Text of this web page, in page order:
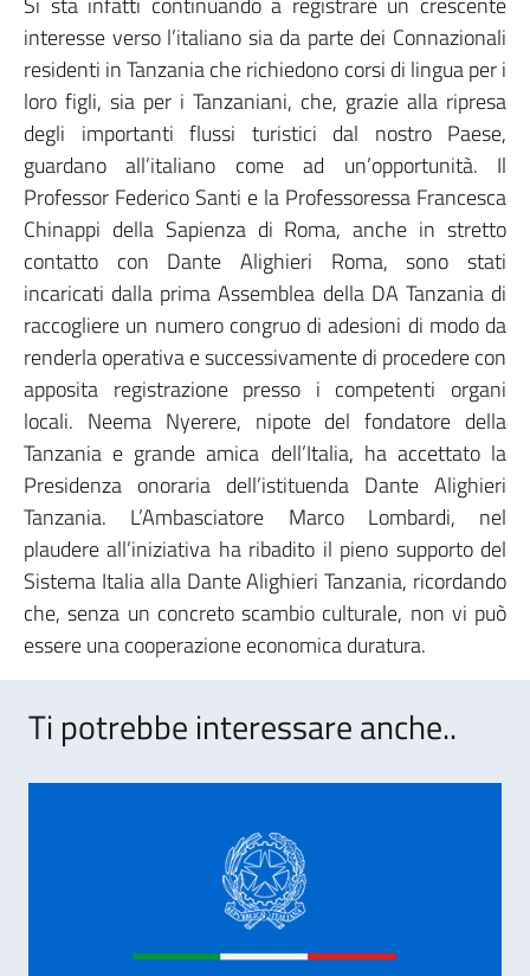
interesse verso l’italiano sia da parte dei Connazionali
residenti in Tanzania che richiedono corsi di lingua per i
loro figli, sia per i Tanzaniani, che, grazie alla ripresa
degli importanti flussi turistici dal nostro Paese,
guardano all’italiano come ad un’opportunità. Il
Professor Federico Santi e la Professoressa Francesca
Chinappi della Sapienza di Roma, anche in stretto
contatto con Dante Alighieri Roma, sono stati
incaricati dalla prima Assemblea della DA Tanzania di
raccogliere un numero congruo di adesioni di modo da
renderla operativa e successivamente di procedere con
apposita registrazione presso i competenti organi
locali. Neema Nyerere, nipote del fondatore della
Tanzania e grande amica dell’Italia, ha accettato la
Presidenza onoraria dell’istituenda Dante Alighieri
Tanzania. L’Ambasciatore Marco Lombardi, nel
plaudere all’iniziativa ha ribadito il pieno supporto del
Sistema Italia alla Dante Alighieri Tanzania, ricordando
che, senza un concreto scambio culturale, non vi può
essere una cooperazione economica duratura.
Ti potrebbe interessare anche..